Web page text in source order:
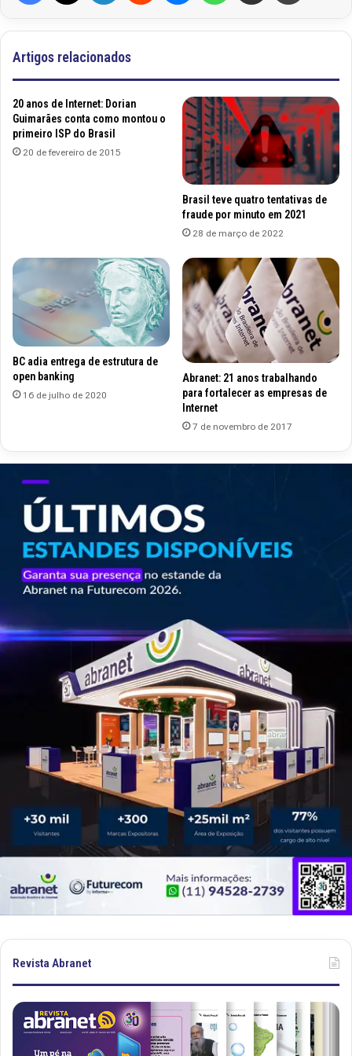
Artigos relacionados
20 anos de Internet: Dorian
Guimarães conta como montou o
primeiro ISP do Brasil
20 de fevereiro de 2015
Brasil teve quatro tentativas de
fraude por minuto em 2021
28 de março de 2022
BC adia entrega de estrutura de
open banking
16 de julho de 2020
Abranet: 21 anos trabalhando
para fortalecer as empresas de
Internet
7 de novembro de 2017
Revista Abranet
R